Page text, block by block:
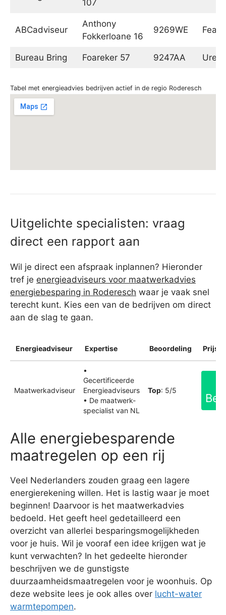
107
ABCadviseur
Anthony
Fokkerloane 16
9269WE
Bureau Bring Foareker 57 9247AA
Tabel met energieadvies bedrijven actief in de regio Roderesch
Uitgelichte specialisten: vraag
direct een rapport aan
Wil je direct een afspraak inplannen? Hieronder
tref je energieadviseurs voor maatwerkadvies
energiebesparing in Roderesch waar je vaak snel
terecht kunt. Kies een van de bedrijven om direct
aan de slag te gaan.
Energieadviseur Expertise Beoordeling
Maatwerkadviseur
•
Gecertificeerde
Energieadviseurs
• De maatwerk-
specialist van NL
Top: 5/5
Alle energiebesparende
maatregelen op een rij
Veel Nederlanders zouden graag een lagere
energierekening willen. Het is lastig waar je moet
beginnen! Daarvoor is het maatwerkadvies
bedoeld. Het geeft heel gedetailleerd een
overzicht van allerlei besparingsmogelijkheden
voor je huis. Wil je vooraf een idee krijgen wat je
kunt verwachten? In het gedeelte hieronder
beschrijven we de gunstigste
duurzaamheidsmaatregelen voor je woonhuis. Op
deze website lees je ook alles over lucht-water
warmtepompen.